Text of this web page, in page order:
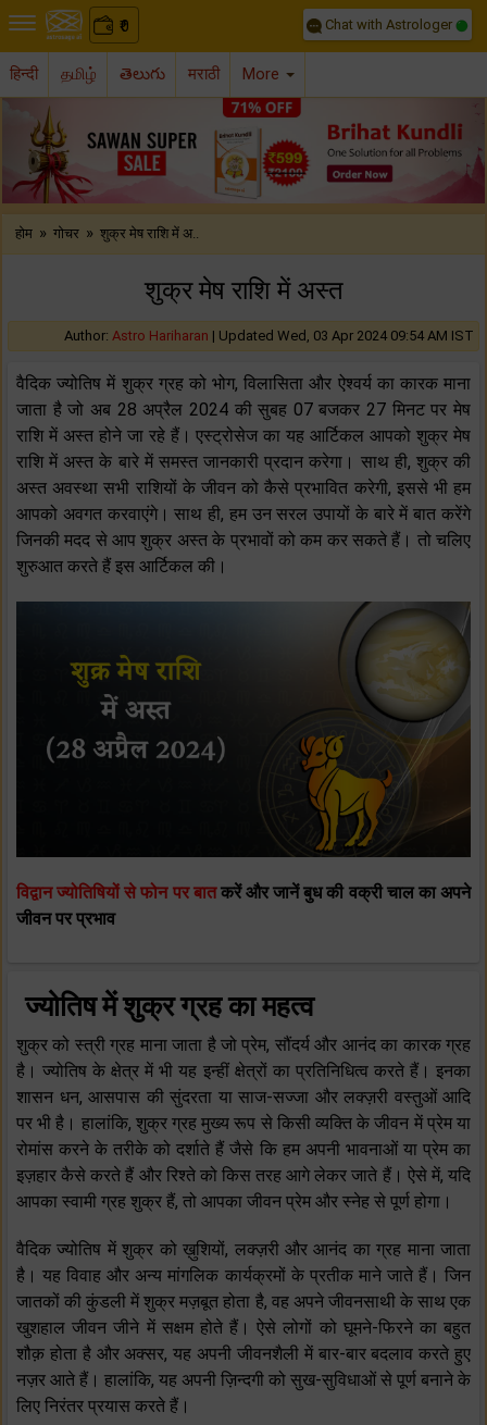
₹
0 Chat with Astrologer
हिन्दी தமிழ் తెలుగు मराठी More
Previous
होम » गोचर » शुक्र मेष राशि में अ..
शुक्र मेष राशि में अस्त
Author: Astro Hariharan | Updated Wed, 03 Apr 2024 09:54 AM IST
वैदिक ज्योतिष में शुक्र ग्रह को भोग, विलासिता और ऐश्वर्य का कारक माना
जाता है जो अब 28 अप्रैल 2024 की सुबह 07 बजकर 27 मिनट पर मेष
राशि में अस्त होने जा रहे हैं। एस्ट्रोसेज का यह आर्टिकल आपको शुक्र मेष
राशि में अस्त के बारे में समस्त जानकारी प्रदान करेगा। साथ ही, शुक्र की
अस्त अवस्था सभी राशियों के जीवन को कैसे प्रभावित करेगी, इससे भी हम
आपको अवगत करवाएंगे। साथ ही, हम उन सरल उपायों के बारे में बात करेंगे
जिनकी मदद से आप शुक्र अस्त के प्रभावों को कम कर सकते हैं। तो चलिए
शुरुआत करते हैं इस आर्टिकल की।
विद्वान ज्योतिषियों से फोन पर बातकरें और जानें बुध की वक्री चाल का अपने
जीवन पर प्रभाव
ज्योतिष में शुक्र ग्रह का महत्व
शुक्र को स्त्री ग्रह माना जाता है जो प्रेम, सौंदर्य और आनंद का कारक ग्रह
है। ज्योतिष के क्षेत्र में भी यह इन्हीं क्षेत्रों का प्रतिनिधित्व करते हैं। इनका
शासन धन, आसपास की सुंदरता या साज-सज्जा और लक्ज़री वस्तुओं आदि
पर भी है। हालांकि, शुक्र ग्रह मुख्य रूप से किसी व्यक्ति के जीवन में प्रेम या
रोमांस करने के तरीके को दर्शाते हैं जैसे कि हम अपनी भावनाओं या प्रेम का
इज़हार कैसे करते हैं और रिश्ते को किस तरह आगे लेकर जाते हैं। ऐसे में, यदि
आपका स्वामी ग्रह शुक्र हैं, तो आपका जीवन प्रेम और स्नेह से पूर्ण होगा।
वैदिक ज्योतिष में शुक्र को ख़ुशियों, लक्ज़री और आनंद का ग्रह माना जाता
है। यह विवाह और अन्य मांगलिक कार्यक्रमों के प्रतीक माने जाते हैं। जिन
जातकों की कुंडली में शुक्र मज़बूत होता है, वह अपने जीवनसाथी के साथ एक
खुशहाल जीवन जीने में सक्षम होते हैं। ऐसे लोगों को घूमने-फिरने का बहुत
शौक़ होता है और अक्सर, यह अपनी जीवनशैली में बार-बार बदलाव करते हुए
नज़र आते हैं। हालांकि, यह अपनी ज़िन्दगी को सुख-सुविधाओं से पूर्ण बनाने के
लिए निरंतर प्रयास करते हैं।